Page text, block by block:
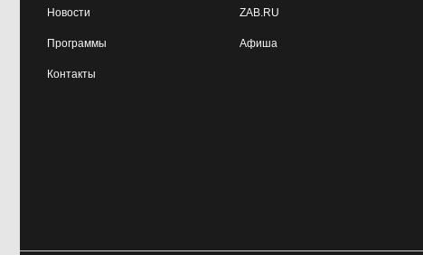
Новости
Программы
Контакты
ZAB.RU
Афиша